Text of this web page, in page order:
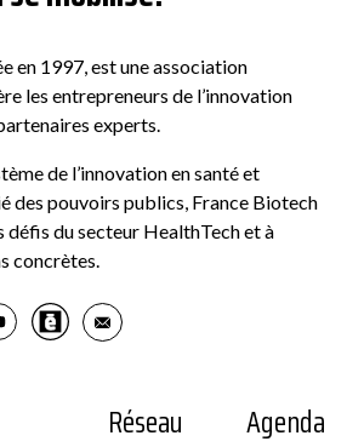
75009 PARIS France
en 1997, est une association
les entrepreneurs de l’innovation
experts.
de l’innovation en santé et
des pouvoirs publics, France Biotech
défis du secteur HealthTech et à
concrètes.
Réseau Agenda